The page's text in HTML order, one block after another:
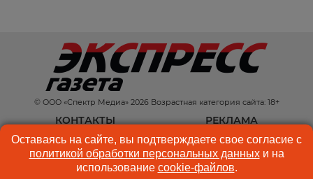
© ООО «Спектр Медиа» 2026 Возрастная категория сайта: 18+
КОНТАКТЫ
РЕКЛАМА
КУКИ-ФАЙЛЫ
ПОЛЬЗОВАТЕЛЬСКОЕ
СОГЛАШЕНИЕ
Оставаясь на сайте, вы подтверждаете свое согласие с
политикой обработки персональных данныхи на
использование cookie-файлов.